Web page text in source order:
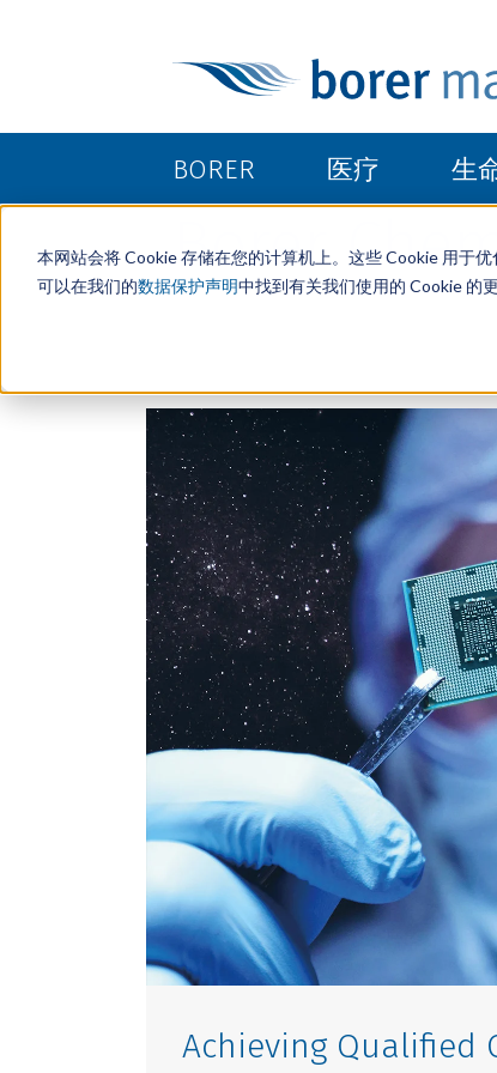
本网站会将 Cookie 存储在您的计算机上。这些 Cookie 用于
可以在我们的数据保护声明中找到有关我们使用的 Cookie 的更
BORER 医疗 生
Borer
Achieving Qualified